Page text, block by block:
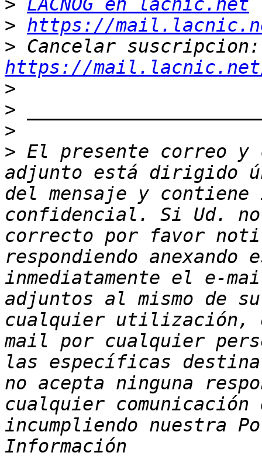
> LACNOG en lacnic.net
> https://
>
https://mail.lacnic.net/
>
>
>
> El presente correo y
adjunto está dirigido
del mensaje y contiene
confidencial. Si Ud.
correcto por favor
respondiendo
inmediatamente el e-
adjuntos al mismo de
cualquier utilización,
mail por cualquier
las específicas
no acepta ninguna
cualquier
incumpliendo nuestra